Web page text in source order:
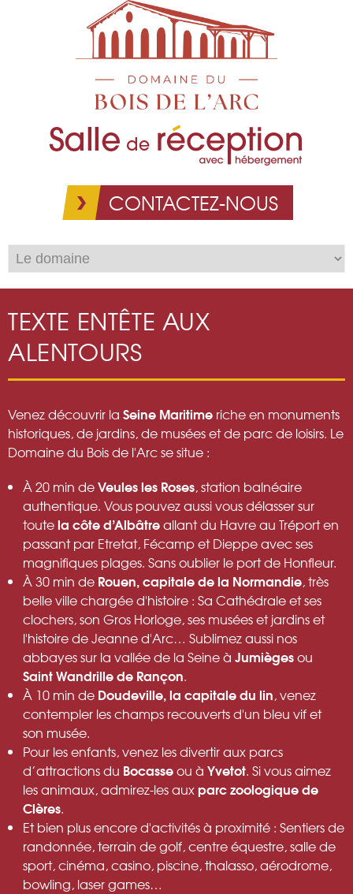
Aller au
contenu
CONTACTEZ-NOUS
TEXTE ENTÊTE AUX
ALENTOURS
Venez découvrir la Seine Maritime riche en monuments
historiques, de jardins, de musées et de parc de loisirs. Le
Domaine du Bois de l'Arc se situe :
À 20 min deVeules les Roses, station balnéaire
authentique. Vous pouvez aussi vous délasser sur
toutela côte d’Albâtreallant du Havre au Tréport en
passant par Etretat, Fécamp et Dieppe avec ses
magnifiques plages. Sans oublier le port de Honfleur.
À 30 min de Rouen, capitale de la Normandie, très
belle ville chargée d'histoire : Sa Cathédrale et ses
clochers, son Gros Horloge, ses musées et jardins et
l'histoire de Jeanne d'Arc… Sublimez aussi nos
abbayes sur la vallée de la Seine àJumiègesou
Saint Wandrille de Rançon.
À 10 min de Doudeville, la capitale du lin, venez
contempler les champs recouverts d'un bleu vif et
son musée.
Pour les enfants, venez les divertir aux parcs
d’attractions du Bocasseou àYvetot. Si vous aimez
les animaux, admirez-les auxparc zoologique de
Clères.
Et bien plus encore d'activités à proximité : Sentiers de
randonnée, terrain de golf, centre équestre, salle de
sport, cinéma, casino, piscine, thalasso, aérodrome,
bowling, laser games…